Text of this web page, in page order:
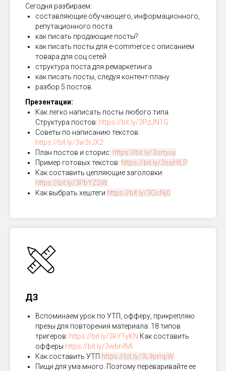
Сегодня разбираем:
составляющие обучающего, информационного,
репутационного поста
как писать продающие посты?
как писать посты для e-commerce с описанием
товара для соц сетей
структура поста для ремаркетинга
как писать посты, следуя контент-плану
разбор 5 постов.
Презентации:
Как легко написать посты любого типа.
Структура постов: https://bit.ly/3PzJN1G
Советы по написанию текстов:
https://bit.ly/3w3rJX2
План постов и сторис: https://bit.ly/3srtyuy
Пример готовых текстов: https://bit.ly/3ssHILP
Как составить цепляющие заголовки:
https://bit.ly/3PbYZ5W
Как выбрать хештеги https://bit.ly/3OcNj0
ДЗ
Вспоминаем урок по УТП, офферу, прикрепляю
презы для повторения материала: 18 типов
тригеров: https://bit.ly/3kY1yKN Как составить
офферы https://bit.ly/3wbnfMI
Как составить УТП https://bit.ly/3L9pmpW
Пищи для ума много. Поэтому переваривайте ее